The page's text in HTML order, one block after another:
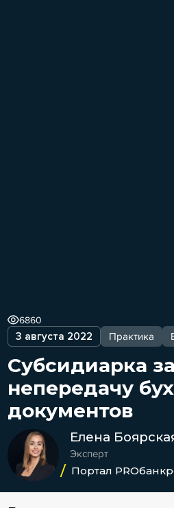
3 августа 2022 Практика
6860
Субсидиарка за
непередачу
документов
Елена
Эксперт
Портал